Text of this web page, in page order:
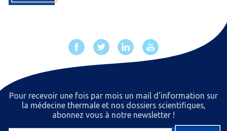
Pour recevoir une fois par mois un mail d'information sur
la médecine thermale et nos dossiers scientiﬁques,
abonnez vous à notre newsletter !